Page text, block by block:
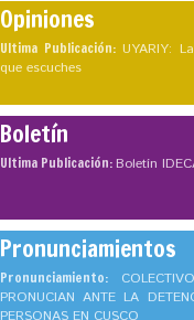
Opiniones
Ultima Publicación: UYARIY:
que escuches
Boletín
Ultima Publicación:Boletín
Pronunciamientos
Pronunciamiento:
PRONUCIAN ANTE LA
PERSONAS EN CUSCO